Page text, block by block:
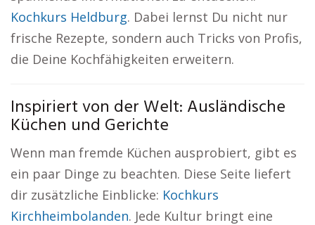
Kochkurs Heldburg. Dabei lernst Du nicht nur
frische Rezepte, sondern auch Tricks von Profis,
die Deine Kochfähigkeiten erweitern.
Inspiriert von der Welt: Ausländische
Küchen und Gerichte
Wenn man fremde Küchen ausprobiert, gibt es
ein paar Dinge zu beachten. Diese Seite liefert
dir zusätzliche Einblicke: Kochkurs
Kirchheimbolanden. Jede Kultur bringt eine